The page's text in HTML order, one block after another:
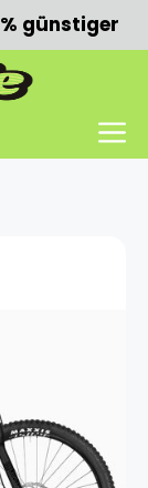
günstiger
Menü